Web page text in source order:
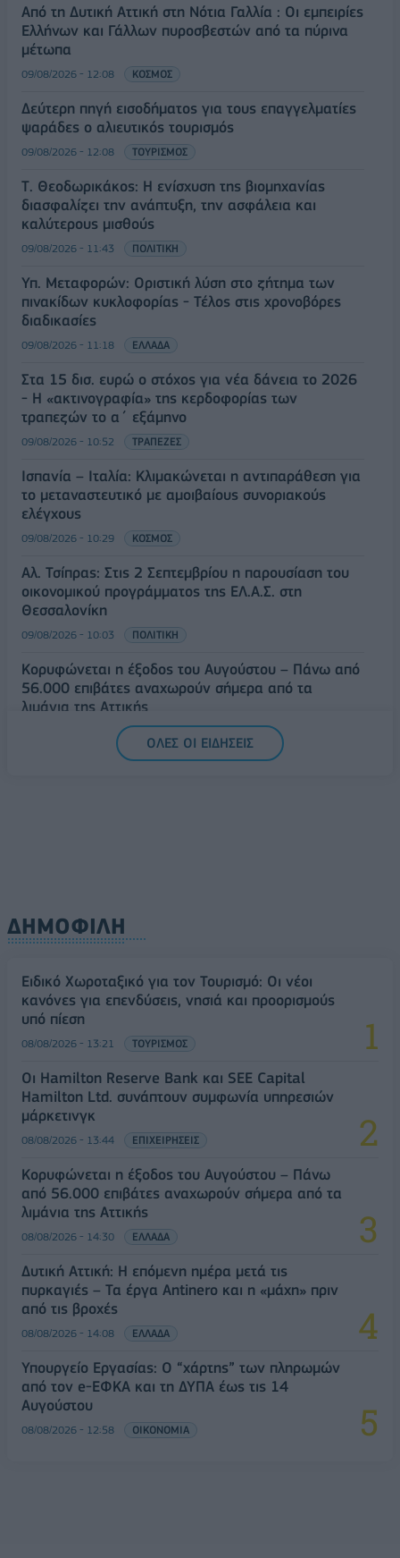
Από τη Δυτική Αττική στη Νότια Γαλλία : Οι εμπειρίες
Ελλήνων και Γάλλων πυροσβεστών από τα πύρινα
μέτωπα
09/08/2026 - 12:08 ΚΟΣΜΟΣ
Δεύτερη πηγή εισοδήματος για τους επαγγελματίες
ψαράδες ο αλιευτικός τουρισμός
09/08/2026 - 12:08 ΤΟΥΡΙΣΜΟΣ
Τ. Θεοδωρικάκος: Η ενίσχυση της βιομηχανίας
διασφαλίζει την ανάπτυξη, την ασφάλεια και
καλύτερους μισθούς
09/08/2026 - 11:43 ΠΟΛΙΤΙΚΗ
Υπ. Μεταφορών: Οριστική λύση στο ζήτημα των
πινακίδων κυκλοφορίας - Τέλος στις χρονοβόρες
διαδικασίες
09/08/2026 - 11:18 ΕΛΛΑΔΑ
Στα 15 δισ. ευρώ ο στόχος για νέα δάνεια το 2026
- Η «ακτινογραφία» της κερδοφορίας των
τραπεζών το α΄ εξάμηνο
09/08/2026 - 10:52 ΤΡΑΠΕΖΕΣ
Ισπανία – Ιταλία: Κλιμακώνεται η αντιπαράθεση για
το μεταναστευτικό με αμοιβαίους συνοριακούς
ελέγχους
09/08/2026 - 10:29 ΚΟΣΜΟΣ
Αλ. Τσίπρας: Στις 2 Σεπτεμβρίου η παρουσίαση του
οικονομικού προγράμματος της ΕΛ.Α.Σ. στη
Θεσσαλονίκη
09/08/2026 - 10:03 ΠΟΛΙΤΙΚΗ
Κορυφώνεται η έξοδος του Αυγούστου – Πάνω από
56.000 επιβάτες αναχωρούν σήμερα από τα
λιμάνια της Αττικής
ΕΛΛΑΔΑ
Δυτική Αττική: Η επόμενη ημέρα μετά τις πυρκαγιές
ΟΛΕΣ ΟΙ ΕΙΔΗΣΕΙΣ
ΔΗΜΟΦΙΛΗ
Ειδικό Χωροταξικό για τον Τουρισμό: Οι νέοι
κανόνες για επενδύσεις, νησιά και προορισμούς
υπό πίεση
08/08/2026 - 13:21 ΤΟΥΡΙΣΜΟΣ
Οι Hamilton Reserve Bank και SEE Capital
Hamilton Ltd. συνάπτουν συμφωνία υπηρεσιών
μάρκετινγκ
08/08/2026 - 13:44 ΕΠΙΧΕΙΡΗΣΕΙΣ
Κορυφώνεται η έξοδος του Αυγούστου – Πάνω
από 56.000 επιβάτες αναχωρούν σήμερα από τα
λιμάνια της Αττικής
08/08/2026 - 14:30 ΕΛΛΑΔΑ
Δυτική Αττική: Η επόμενη ημέρα μετά τις
πυρκαγιές – Τα έργα Antinero και η «μάχη» πριν
από τις βροχές
08/08/2026 - 14:08 ΕΛΛΑΔΑ
Υπουργείο Εργασίας: Ο “χάρτης” των πληρωμών
από τον e-ΕΦΚΑ και τη ΔΥΠΑ έως τις 14
Αυγούστου
08/08/2026 - 12:58 ΟΙΚΟΝΟΜΙΑ